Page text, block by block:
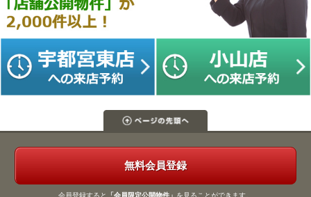
無料会員登録
会員登録すると 「会員限定公開物件」 を見ることができます。